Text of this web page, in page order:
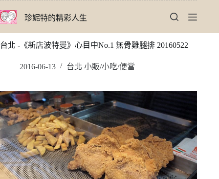
至
要
珍妮特的精彩人生
台北 -《新店波特曼》心目中No.1 無骨雞腿排 20160522
2016-06-13 台北 小販/小吃/便當